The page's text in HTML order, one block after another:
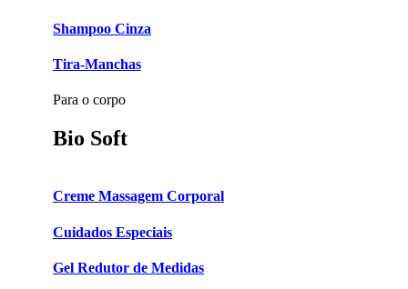
Shampoo Cinza
Tira-Manchas
Para o corpo
Bio Soft
Creme Massagem Corporal
Cuidados Especiais
Gel Redutor de Medidas